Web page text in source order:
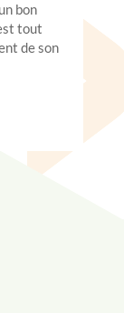
bon
tout
de son